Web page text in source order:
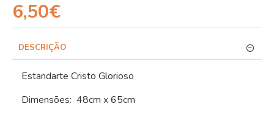
6,50€
DESCRIÇÃO
Estandarte Cristo Glorioso
Dimensões: 48cm x 65cm